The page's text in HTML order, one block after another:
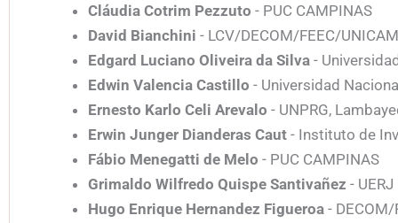
Cláudia Cotrim Pezzuto - PUC CAMPINAS
David Bianchini - LCV/DECOM/FEEC/
Edgard Luciano Oliveira da Silva -
Edwin Valencia Castillo - Universidad
Ernesto Karlo Celi Arevalo - UNPRG,
Erwin Junger Dianderas Caut - Instituto de
Fábio Menegatti de Melo - PUC CAMPINAS
Grimaldo Wilfredo Quispe Santivañez - UERJ
Hugo Enrique Hernandez Figueroa -